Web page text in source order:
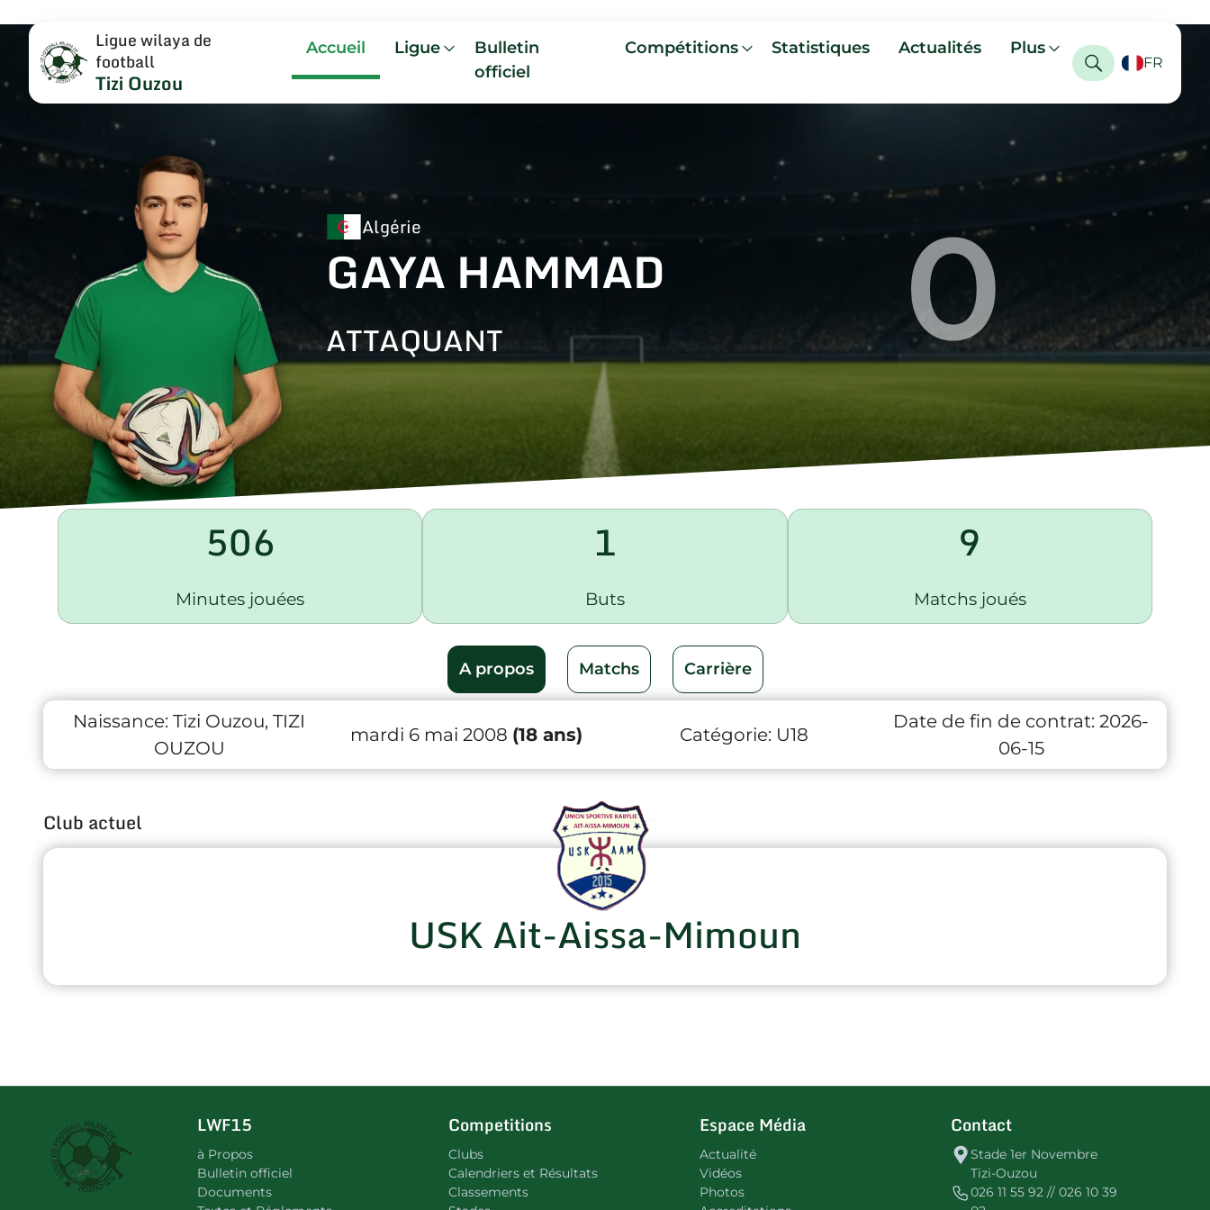
Ligue wilaya de
football
Tizi Ouzou
Accueil Ligue
Bulletin
officiel
Compétitions Statistiques Actualités Plus
FR
Algérie
GAYA HAMMAD
ATTAQUANT 0
506
Minutes jouées
1
Buts
9
Matchs joués
A propos Matchs Carrière
Naissance: Tizi Ouzou, TIZI
OUZOU
mardi 6 mai 2008 (18 ans) Catégorie: U18
Date de fin de contrat: 2026-
06-15
Club actuel
USK Ait-Aissa-Mimoun
LWF15
à Propos
Bulletin officiel
Documents
Competitions
Clubs
Calendriers et Résultats
Classements
Espace Média
Actualité
Vidéos
Photos
Contact
Stade 1er Novembre
Tizi-Ouzou
026 11 55 92 // 026 10 39